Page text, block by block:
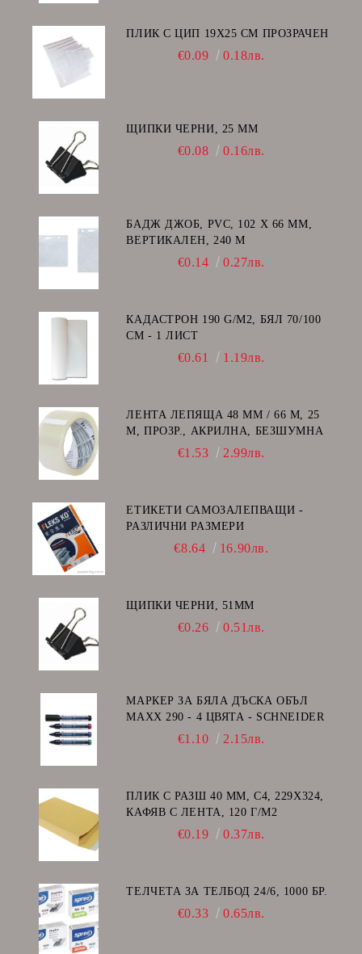
ПЛИК С ЦИП 19X25 CM ПРОЗРАЧЕН
€0.09 0.18лв.
ЩИПКИ ЧЕРНИ, 25 ММ
€0.08 0.16лв.
БАДЖ ДЖОБ, PVC, 102 Х 66 ММ,
ВЕРТИКАЛЕН, 240 Μ
€0.14 0.27лв.
КАДАСТРОН 190 G/M2, БЯЛ 70/100
СМ - 1 ЛИСТ
€0.61 1.19лв.
ЛЕНТА ЛЕПЯЩА 48 ММ / 66 М, 25
Μ, ПРОЗР., АКРИЛНА, БЕЗШУМНА
€1.53 2.99лв.
ЕТИКЕТИ САМОЗАЛЕПВАЩИ -
РАЗЛИЧНИ РАЗМЕРИ
€8.64 16.90лв.
ЩИПКИ ЧЕРНИ, 51ММ
€0.26 0.51лв.
МАРКЕР ЗА БЯЛА ДЪСКА ОБЪЛ
MAXX 290 - 4 ЦВЯТА - SCHNEIDER
€1.10 2.15лв.
ПЛИК С РАЗШ 40 MM, C4, 229Х324,
КАФЯВ С ЛЕНТА, 120 Г/М2
€0.19 0.37лв.
ТЕЛЧЕТА ЗА ТЕЛБОД 24/6, 1000 БР.
€0.33 0.65лв.